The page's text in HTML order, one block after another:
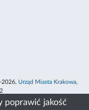
poprawić jakość
2026, Urząd Miasta Krakowa,